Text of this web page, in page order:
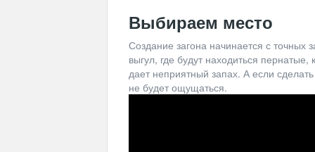
Выбираем место
Создание загона начинается с точных
выгул, где будут находиться
дает неприятный запах. А если
не будет ощущаться.